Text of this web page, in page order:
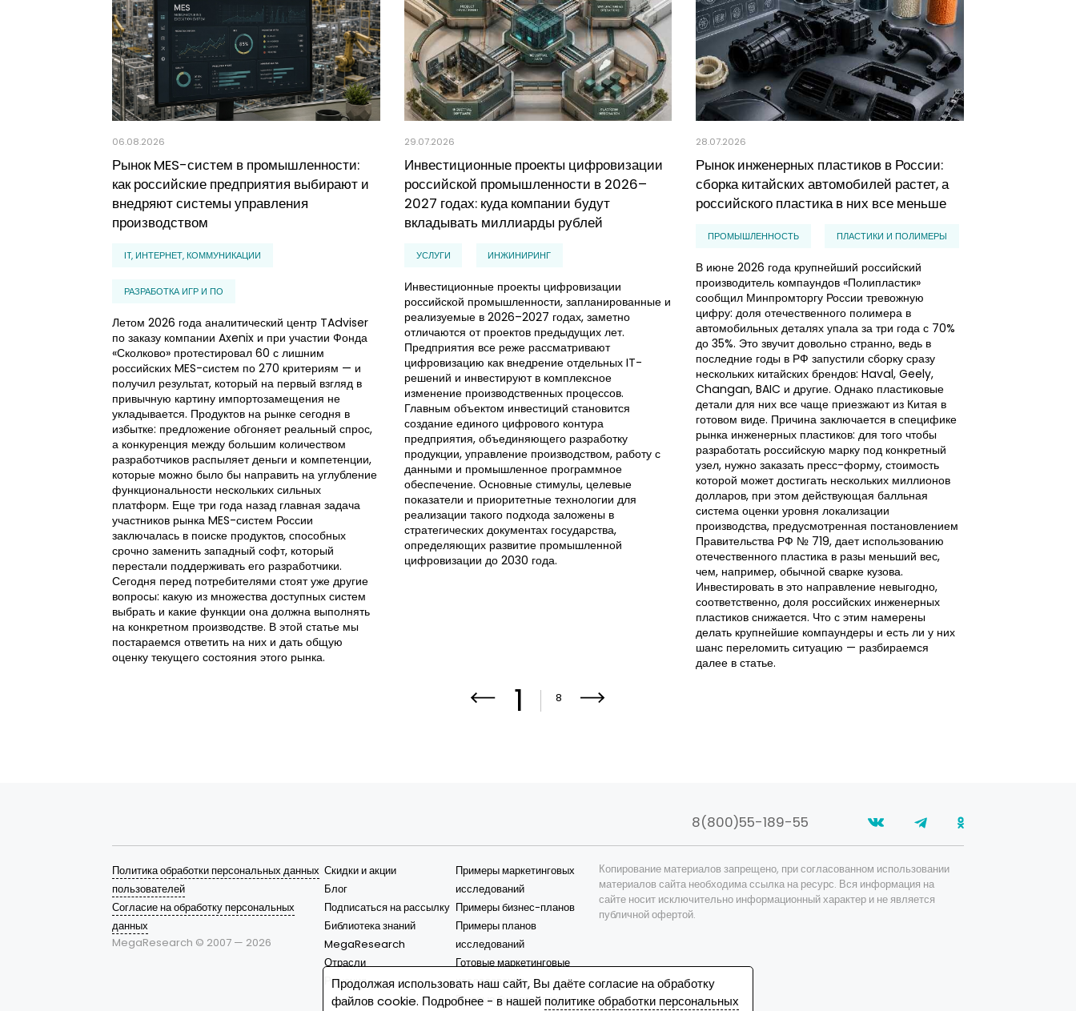
06.08.2026
Рынок MES-систем в промышленности:
как российские предприятия выбирают и
внедряют системы управления
производством
IT, ИНТЕРНЕТ, КОММУНИКАЦИИ
РАЗРАБОТКА ИГР И ПО
Летом 2026 года аналитический центр TAdviser
по заказу компании Axenix и при участии Фонда
«Сколково» протестировал 60 с лишним
российских MES-систем по 270 критериям — и
получил результат, который на первый взгляд в
привычную картину импортозамещения не
укладывается. Продуктов на рынке сегодня в
избытке: предложение обгоняет реальный спрос,
а конкуренция между большим количеством
разработчиков распыляет деньги и компетенции,
которые можно было бы направить на углубление
функциональности нескольких сильных
платформ. Еще три года назад главная задача
участников рынка MES-систем России
заключалась в поиске продуктов, способных
срочно заменить западный софт, который
перестали поддерживать его разработчики.
Сегодня перед потребителями стоят уже другие
вопросы: какую из множества доступных систем
выбрать и какие функции она должна выполнять
на конкретном производстве. В этой статье мы
постараемся ответить на них и дать общую
оценку текущего состояния этого рынка.
29.07.2026
Инвестиционные проекты цифровизации
российской промышленности в 2026–
2027 годах: куда компании будут
вкладывать миллиарды рублей
УСЛУГИ ИНЖИНИРИНГ
Инвестиционные проекты цифровизации
российской промышленности, запланированные и
реализуемые в 2026–2027 годах, заметно
отличаются от проектов предыдущих лет.
Предприятия все реже рассматривают
цифровизацию как внедрение отдельных IT-
решений и инвестируют в комплексное
изменение производственных процессов.
Главным объектом инвестиций становится
создание единого цифрового контура
предприятия, объединяющего разработку
продукции, управление производством, работу с
данными и промышленное программное
обеспечение. Основные стимулы, целевые
показатели и приоритетные технологии для
реализации такого подхода заложены в
стратегических документах государства,
определяющих развитие промышленной
цифровизации до 2030 года.
28.07.2026
Рынок инженерных пластиков в России:
сборка китайских автомобилей растет, а
российского пластика в них все меньше
ПРОМЫШЛЕННОСТЬ ПЛАСТИКИ И ПОЛИМЕРЫ
В июне 2026 года крупнейший российский
производитель компаундов «Полипластик»
сообщил Минпромторгу России тревожную
цифру: доля отечественного полимера в
автомобильных деталях упала за три года с 70%
до 35%. Это звучит довольно странно, ведь в
последние годы в РФ запустили сборку сразу
нескольких китайских брендов: Haval, Geely,
Changan, BAIC и другие. Однако пластиковые
детали для них все чаще приезжают из Китая в
готовом виде. Причина заключается в специфике
рынка инженерных пластиков: для того чтобы
разработать российскую марку под конкретный
узел, нужно заказать пресс-форму, стоимость
которой может достигать нескольких миллионов
долларов, при этом действующая балльная
система оценки уровня локализации
производства, предусмотренная постановлением
Правительства РФ № 719, дает использованию
отечественного пластика в разы меньший вес,
чем, например, обычной сварке кузова.
Инвестировать в это направление невыгодно,
соответственно, доля российских инженерных
пластиков снижается. Что с этим намерены
делать крупнейшие компаундеры и есть ли у них
шанс переломить ситуацию — разбираемся
далее в статье.
1 8
8(800)55-189-55
Политика обработки персональных данных
пользователей
Согласие на обработку персональных
данных
MegaResearch © 2007 — 2026
Скидки и акции
Блог
Подписаться на рассылку
Библиотека знаний
MegaResearch
Отрасли
Решения
Примеры маркетинговых
исследований
Примеры бизнес-планов
Примеры планов
исследований
Готовые маркетинговые
исследования
Готовые бизнес-планы
Копирование материалов запрещено, при согласованном использовании
материалов сайта необходима ссылка на ресурс. Вся информация на
сайте носит исключительно информационный характер и не является
публичной офертой.
Продолжая использовать наш сайт, Вы даёте согласие на обработку
файлов cookie. Подробнее - в нашей политике обработки персональных